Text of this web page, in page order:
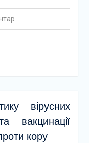
вірусних
вакцинації
кору